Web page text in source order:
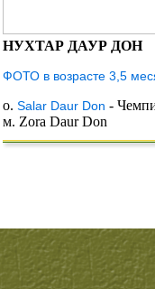
НУХТАР ДАУР ДОН
ФОТО в возрасте 3,5
о. Salar Daur Don -
м. Zora Daur Don